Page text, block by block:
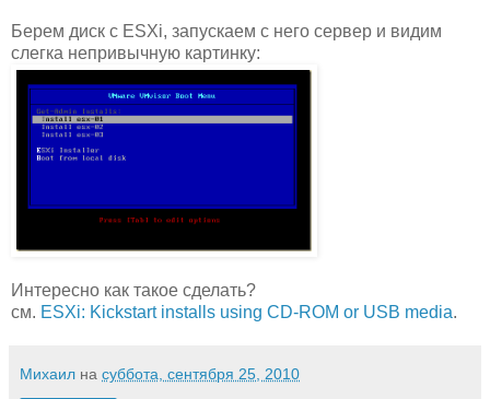
Берем диск с ESXi, запускаем с него сервер и видим
слегка непривычную картинку:
Интересно как такое сделать?
см. ESXi: Kickstart installs using CD-ROM or USB media.
Михаил на суббота, сентября 25, 2010